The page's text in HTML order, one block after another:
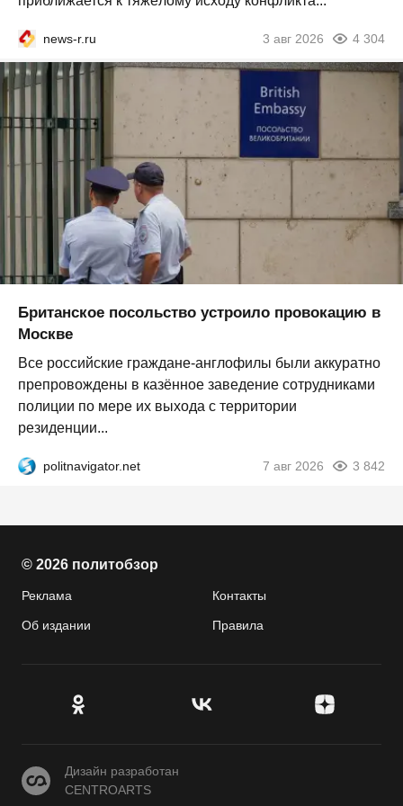
news-r.ru 3 авг 2026 4 304
Британское посольство устроило провокацию в
Москве
Все российские граждане-англофилы были аккуратно
препровождены в казённое заведение сотрудниками
полиции по мере их выхода с территории
резиденции...
politnavigator.net 7 авг 2026 3 842
© 2026 политобзор
Реклама Контакты
Об издании Правила
CENTROARTS